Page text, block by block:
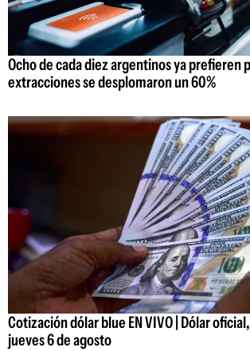
Ocho de cada diez argentinos ya prefieren
extracciones se desplomaron un 60%
Cotización dólar blue EN VIVO | Dólar
jueves 6 de agosto